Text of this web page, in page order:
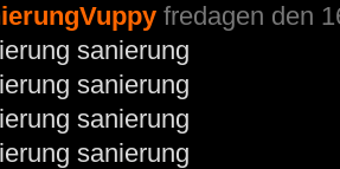
fredagen den
sanierung
sanierung
sanierung
sanierung